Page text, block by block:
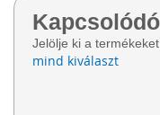
Jelölje ki a
mind kiválaszt